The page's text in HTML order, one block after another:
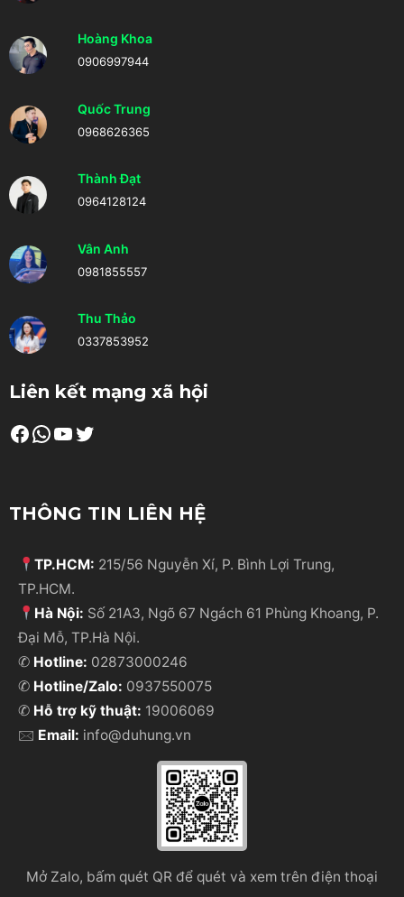
Hoàng Khoa
0906997944
Quốc Trung
0968626365
Thành Đạt
0964128124
Vân Anh
0981855557
Thu Thảo
0337853952
Liên kết mạng xã hội
Facebook WhatsApp Youtube Twitter
THÔNG TIN LIÊN HỆ
TP.HCM: 215/56 Nguyễn Xí, P. Bình Lợi Trung,
TP.HCM.
Hà Nội: Số 21A3, Ngõ 67 Ngách 61 Phùng Khoang, P.
Đại Mỗ, TP.Hà Nội.
✆ Hotline: 02873000246
✆ Hotline/Zalo: 0937550075
✆ Hỗ trợ kỹ thuật: 19006069
🖂 Email: info@duhung.vn
Mở Zalo, bấm quét QR để quét và xem trên điện thoại